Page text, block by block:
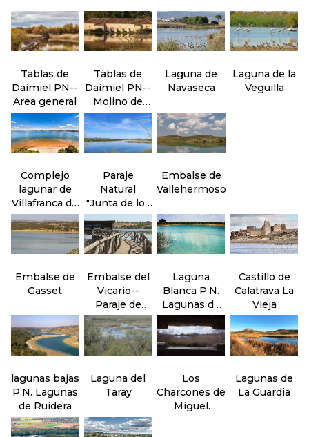
Tablas de
Daimiel PN--
Area general
Tablas de
Daimiel PN--
Molino de
Molemocho
Laguna de
Navaseca
Laguna de la
Veguilla
Complejo
lagunar de
Villafranca de
los
Caballeros
Paraje
Natural
"Junta de los
ríos" Záncara
y Cigüela
Embalse de
Vallehermoso
Embalse de
Gasset
Embalse del
Vicario--
Paraje de
Peralvillo
Laguna
Blanca P.N.
Lagunas de
Ruidera
Castillo de
Calatrava La
Vieja
lagunas bajas
P.N. Lagunas
de Ruidera
Laguna del
Taray
Los
Charcones de
Miguel
Lagunas de
La Guardia